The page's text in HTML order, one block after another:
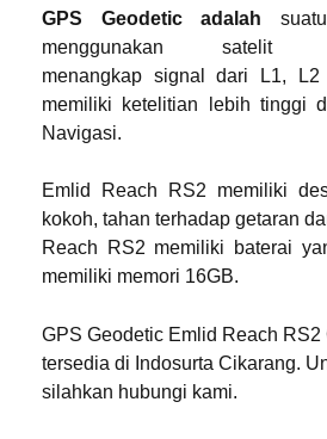
GPS Geodetic adalah
menggunakan satelit
menangkap signal dari L1,
memiliki ketelitian lebih tinggi
Navigasi.
Emlid Reach RS2 memiliki
kokoh, tahan terhadap getaran
Reach RS2 memiliki baterai
memiliki memori 16GB.
GPS Geodetic Emlid Reach RS2
tersedia di Indosurta Cikarang.
silahkan hubungi kami.